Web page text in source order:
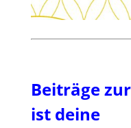
Beiträge
ist deine